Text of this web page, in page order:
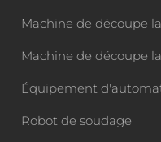
Machine de découpe
Machine de découpe
Équipement
Robot de soudage